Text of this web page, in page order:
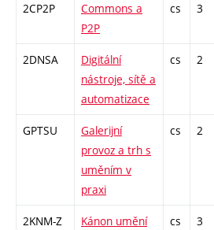
2CP2P
Commons a
P2P
cs 3
2DNSA
Digitální
nástroje, sítě a
automatizace
cs 2
GPTSU
Galerijní
provoz a trh s
uměním v
praxi
cs 2
2KNM-Z
Kánon umění
cs 3